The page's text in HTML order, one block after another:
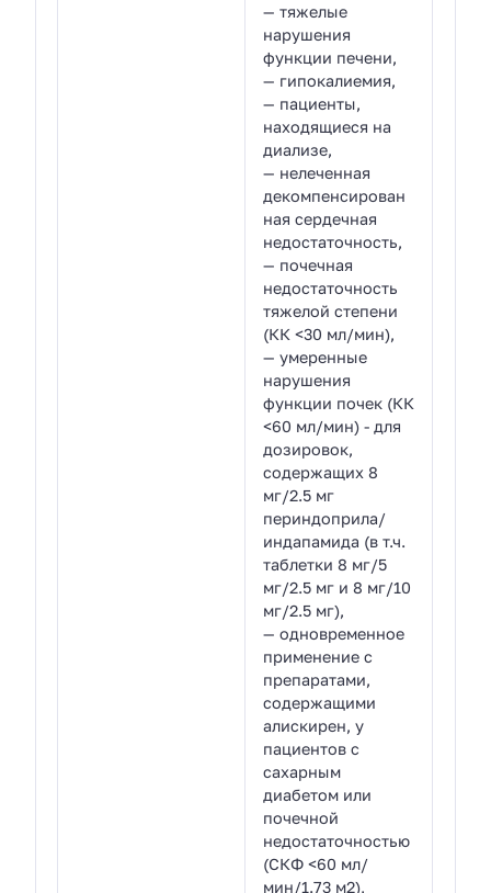
— тяжелые
нарушения
функции печени,
— гипокалиемия,
— пациенты,
находящиеся на
диализе,
— нелеченная
декомпенсирован
ная сердечная
недостаточность,
— почечная
недостаточность
тяжелой степени
(КК <30 мл/мин),
— умеренные
нарушения
функции почек (КК
<60 мл/мин) - для
дозировок,
содержащих 8
мг/2.5 мг
периндоприла/
индапамида (в т.ч.
таблетки 8 мг/5
мг/2.5 мг и 8 мг/10
мг/2.5 мг),
— одновременное
применение с
препаратами,
содержащими
алискирен, у
пациентов с
сахарным
диабетом или
почечной
недостаточностью
(СКФ <60 мл/
мин/1.73 м2),